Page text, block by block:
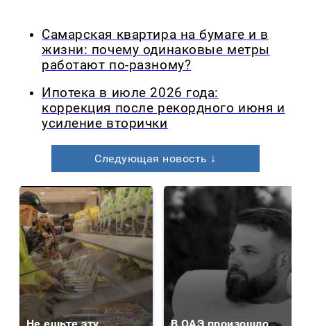
Самарская квартира на бумаге и в
жизни: почему одинаковые метры
работают по-разному?
Ипотека в июле 2026 года:
коррекция после рекордного июня и
усиление вторички
Следующая новость ↓